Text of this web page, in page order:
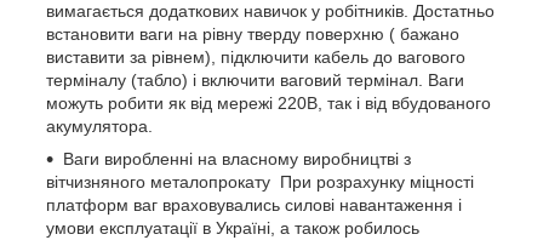
вимагається додаткових навичок у робітників. Достатньо
встановити ваги на рівну тверду поверхню ( бажано
виставити за рівнем), підключити кабель до вагового
терміналу (табло) і включити ваговий термінал. Ваги
можуть робити як від мережі 220В, так і від вбудованого
акумулятора.
Ваги виробленні на власному виробництві з
вітчизняного металопрокату При розрахунку міцності
платформ ваг враховувались силові навантаження і
умови експлуатації в Україні, а також робилось